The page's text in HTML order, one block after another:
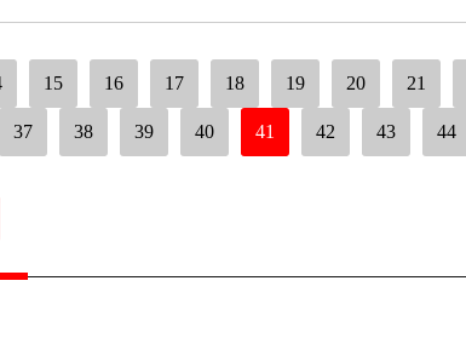
15 16 17 18 19 20 21
37 38 39 40 41 42 43 44